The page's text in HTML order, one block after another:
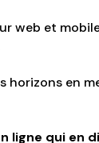
web et
horizons en
ligne qui en